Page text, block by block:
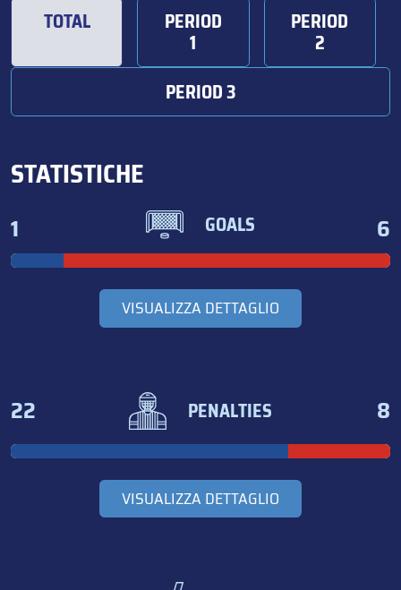
TOTAL PERIOD
1
PERIOD
2
PERIOD 3
STATISTICHE
1 GOALS 6
VISUALIZZA DETTAGLIO
22 PENALTIES 8
VISUALIZZA DETTAGLIO